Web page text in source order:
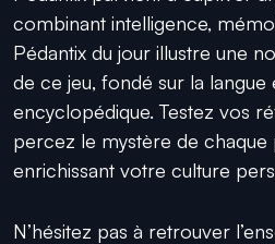
combinant intelligence,
Pédantix du jour illustre une
de ce jeu, fondé sur la langue
encyclopédique. Testez vos
percez le mystère de chaque
enrichissant votre culture
N’hésitez pas à retrouver